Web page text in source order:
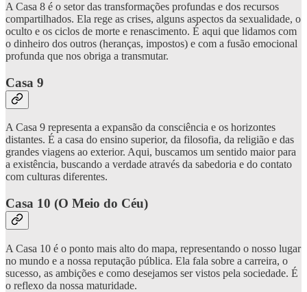
A Casa 8 é o setor das transformações profundas e dos recursos
compartilhados. Ela rege as crises, alguns aspectos da sexualidade, o
oculto e os ciclos de morte e renascimento. É aqui que lidamos com
o dinheiro dos outros (heranças, impostos) e com a fusão emocional
profunda que nos obriga a transmutar.
Casa 9
A Casa 9 representa a expansão da consciência e os horizontes
distantes. É a casa do ensino superior, da filosofia, da religião e das
grandes viagens ao exterior. Aqui, buscamos um sentido maior para
a existência, buscando a verdade através da sabedoria e do contato
com culturas diferentes.
Casa 10 (O Meio do Céu)
A Casa 10 é o ponto mais alto do mapa, representando o nosso lugar
no mundo e a nossa reputação pública. Ela fala sobre a carreira, o
sucesso, as ambições e como desejamos ser vistos pela sociedade. É
o reflexo da nossa maturidade.